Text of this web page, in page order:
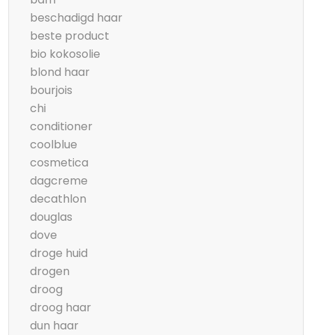
beschadigd haar
beste product
bio kokosolie
blond haar
bourjois
chi
conditioner
coolblue
cosmetica
dagcreme
decathlon
douglas
dove
droge huid
drogen
droog
droog haar
dun haar